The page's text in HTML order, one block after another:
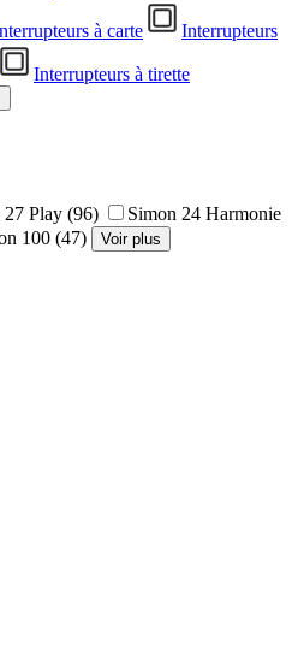
à carte Interrupteurs
Interrupteurs à tirette
27 Play (96)
Simon 24 Harmonie
100 (47)
Voir plus